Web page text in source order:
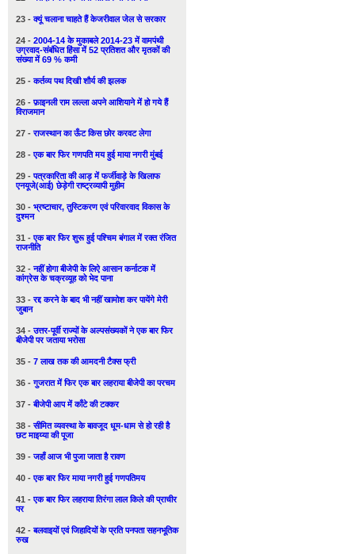
23 -क्यूं चलाना चाहते हैं केजरीवाल जेल से सरकार
24 - 2004-14 के मुकाबले 2014-23 में वामपंथी
उग्रवाद-संबंधित हिंसा में 52 प्रतिशत और मृतकों की
संख्या में 69 % कमी
25 -कर्तव्य पथ दिखी शौर्य की झलक
26 -फ़ाइनली राम लल्ला अपने आशियाने में हो गये हैं
विराजमान
27 -राजस्थान का ऊँट किस छोर करवट लेगा
28 -एक बार फिर गणपति मय हुई माया नगरी मुंबई
29 -पत्रकारिता की आड़ में फर्जीवाड़े के खिलाफ
एनयूजे(आई) छेड़ेगी राष्ट्रव्यापी मुहीम
30 - भ्रष्टाचार, तुस्टिकरण एवं परिवारवाद विकास के
दुश्मन
31 -एक बार फिर शुरू हुई पश्चिम बंगाल में रक्त रंजित
राजनीति
32 -नहीं होगा बीजेपी के लिऐ आसान कर्नाटक में
कांग्रेस के चक्रव्यूह को भेद पाना
33 -रद्द करने के बाद भी नहीं खामोश कर पायेंगे मेरी
जुबान
34 -उत्तर-पूर्वी राज्यों के अल्पसंख्यकों ने एक बार फिर
बीजेपी पर जताया भरोसा
35 - 7 लाख तक की आमदनी टैक्स फ्री
36 -गुजरात में फिर एक बार लहराया बीजेपी का परचम
37 -बीजेपी आप में काँटे की टक्कर
38 -सीमित व्यवस्था के बावजूद धूम-धाम से हो रही है
छट माइय्या की पूजा
39 -जहाँ आज भी पुजा जाता है रावण
40 -एक बार फिर माया नगरी हुई गणपतिमय
41 -एक बार फिर लहराया तिरंगा लाल किले की प्राचीर
पर
42 -बलवाइयों एवं जिहादियों के प्रति पनपता सहनभूतिक
रुख